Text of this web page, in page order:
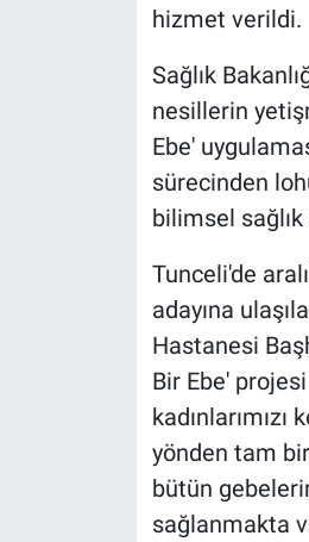
hizmet verildi.
Sağlık
nesillerin
Ebe'
sürecinden
bilimsel sağlık
Tunceli'de
adayına
Hastanesi
Bir Ebe'
yönden tam
bütün
sağlanmakta